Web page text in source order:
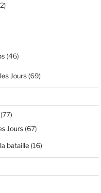
(46)
Jours(69)
Jours(67)
bataille(16)